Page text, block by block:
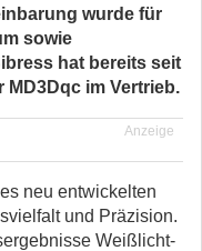
wurde für
sowie
hat bereits seit
MD3Dqc im Vertrieb.
Anzeige
neu entwickelten
und Präzision.
Weißlicht-